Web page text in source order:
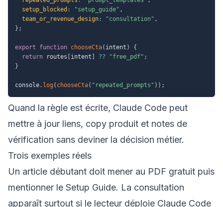
setup_blocked : "setup_guide" ,
team_or_revenue_design : "consultation" ,
} ;
export function chooseCta( intent )
{
return routes intent ?? "free_pdf" ;
}
console. log ( chooseCta( "repeated_prompts" ) ) ;
Quand la règle est écrite, Claude Code peut
mettre à jour liens, copy produit et notes de
vérification sans deviner la décision métier.
Trois exemples réels
Un article débutant doit mener au PDF gratuit puis
mentionner le Setup Guide. La consultation
apparaît surtout si le lecteur déploie Claude Code